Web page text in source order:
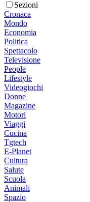
Sezioni
Cronaca
Mondo
Economia
Politica
Spettacolo
Televisione
People
Lifestyle
Videogiochi
Donne
Magazine
Motori
Viaggi
Cucina
Tgtech
E-Planet
Cultura
Salute
Scuola
Animali
Spazio